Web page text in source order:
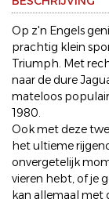
Op z'n Engels
prachtig klein
Triumph. Met
naar de dure
mateloos
1980.
Ook met deze
het ultieme
onvergetelijk
vieren hebt, of je
kan allemaal met